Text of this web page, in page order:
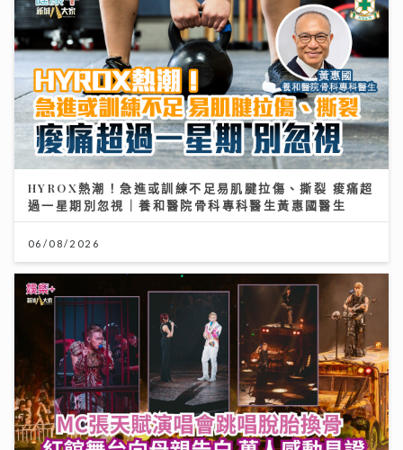
HYROX熱潮！急進或訓練不足易肌腱拉傷、撕裂 痠痛超
過一星期別忽視｜養和醫院骨科專科醫生黃惠國醫生
06/08/2026